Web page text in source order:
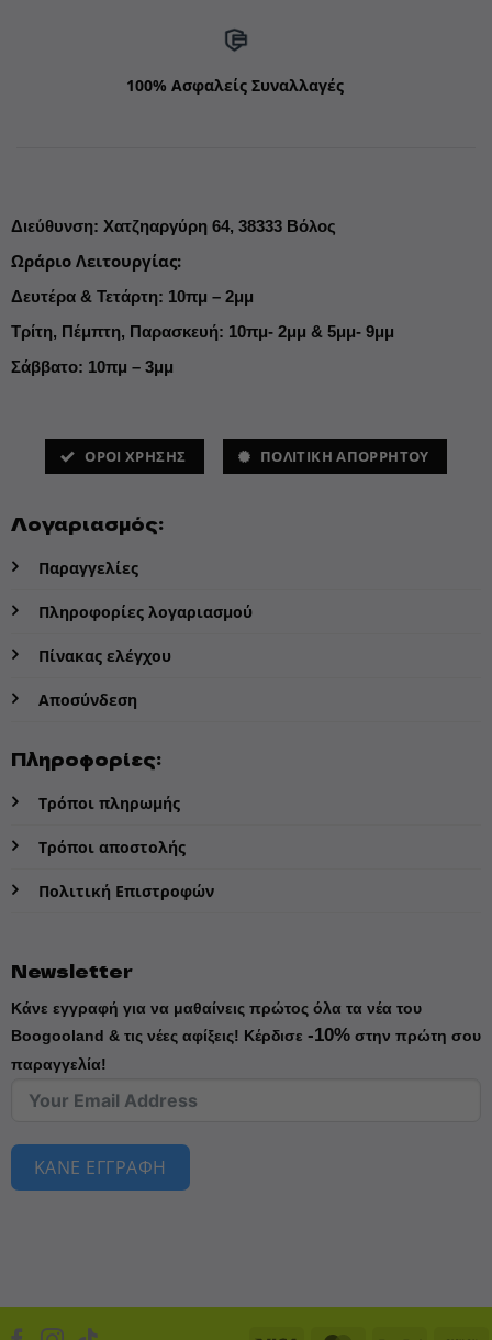
100% Ασφαλείς Συναλλαγές
Διεύθυνση: Χατζηαργύρη 64, 38333 Βόλος
Ωράριο Λειτουργίας:
Δευτέρα & Τετάρτη: 10πμ – 2μμ
Τρίτη, Πέμπτη, Παρασκευή: 10πμ- 2μμ & 5μμ- 9μμ
Σάββατο: 10πμ – 3μμ
ΌΡΟΙ ΧΡΗΣΗΣ ΠΟΛΙΤΙΚΗ ΑΠΟΡΡΗΤΟΥ
Λογαριασμός:
Παραγγελίες
Πληροφορίες λογαριασμού
Πίνακας ελέγχου
Αποσύνδεση
Πληροφορίες:
Τρόποι πληρωμής
Τρόποι αποστολής
Πολιτική Επιστροφών
Newsletter
Κάνε εγγραφή για να μαθαίνεις πρώτος όλα τα νέα του
Boogooland & τις νέες αφίξεις! Κέρδισε -10%στην πρώτη σου
παραγγελία!
ΚΑΝΕ ΕΓΓΡΑΦΗ